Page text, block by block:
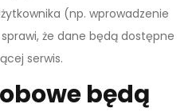
(np. wprowadzenie
że dane będą dostępne
serwis.
będą